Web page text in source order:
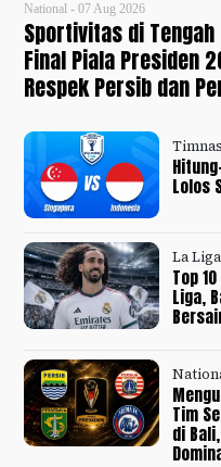
National - 07 Aug 2026
Sportivitas di
Final Piala Presiden
Respek Persib dan
Lolos
La
Top
Liga,
Tim
di